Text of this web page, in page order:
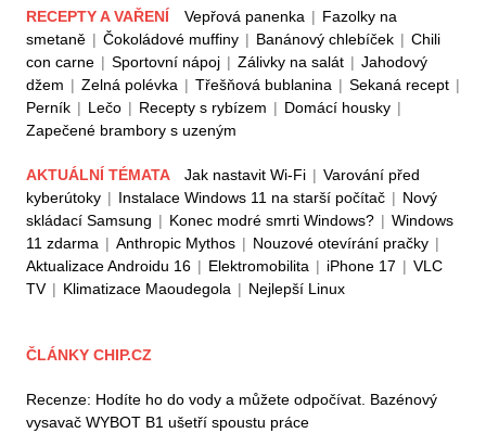
RECEPTY A VAŘENÍ Vepřová panenka | Fazolky na
smetaně | Čokoládové muffiny | Banánový chlebíček | Chili
con carne | Sportovní nápoj | Zálivky na salát | Jahodový
džem | Zelná polévka | Třešňová bublanina | Sekaná recept |
Perník | Lečo | Recepty s rybízem | Domácí housky |
Zapečené brambory s uzeným
AKTUÁLNÍ TÉMATA Jak nastavit Wi-Fi | Varování před
kyberútoky | Instalace Windows 11 na starší počítač | Nový
skládací Samsung | Konec modré smrti Windows? | Windows
11 zdarma | Anthropic Mythos | Nouzové otevírání pračky |
Aktualizace Androidu 16 | Elektromobilita | iPhone 17 | VLC
TV | Klimatizace Maoudegola | Nejlepší Linux
ČLÁNKY CHIP.CZ
Recenze: Hodíte ho do vody a můžete odpočívat. Bazénový
vysavač WYBOT B1 ušetří spoustu práce